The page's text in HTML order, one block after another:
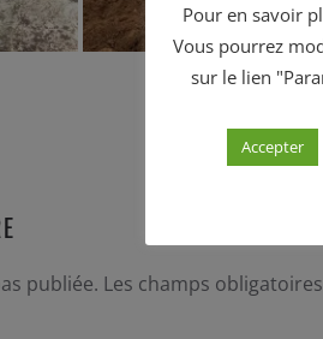
publiée. Les champs
Pour en savoir
Vous pourrez
sur le lien
Accepter